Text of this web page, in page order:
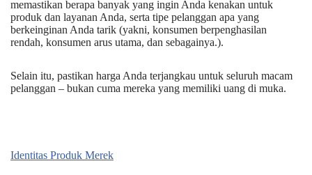
memastikan berapa banyak yang ingin Anda kenakan untuk
produk dan layanan Anda, serta tipe pelanggan apa yang
berkeinginan Anda tarik (yakni, konsumen berpenghasilan
rendah, konsumen arus utama, dan sebagainya.).
Selain itu, pastikan harga Anda terjangkau untuk seluruh macam
pelanggan – bukan cuma mereka yang memiliki uang di muka.
Identitas Produk Merek